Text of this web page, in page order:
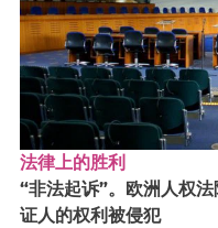
法律上的胜利
“非法起诉”。欧洲人权
证人的权利被侵犯